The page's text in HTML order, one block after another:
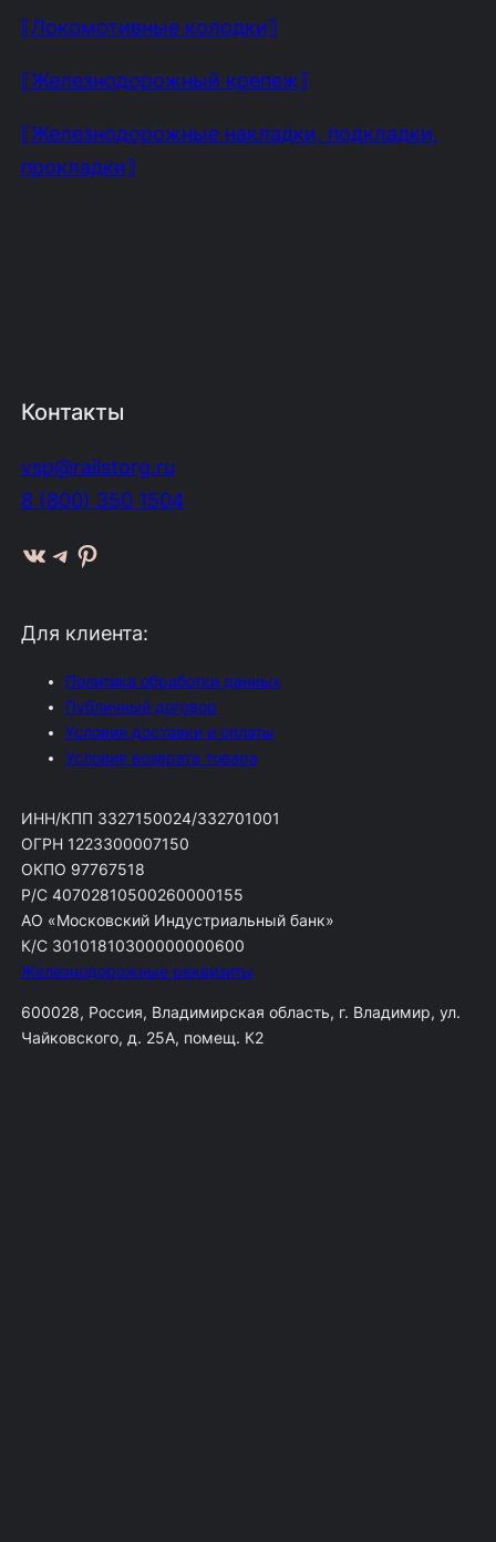
⟦Локомотивные колодки⟧
⟦Железнодорожный крепеж⟧
⟦Железнодорожные накладки, подкладки,
прокладки⟧
Контакты
vsp@railstorg.ru
8 (800) 350 1504
ВКонтакте Telegram Pinterest
Для клиента:
Политика обработки данных
Публичный договор
Условия доставки и оплаты
Условия возврата товара
ИНН/КПП 3327150024/332701001
ОГРН 1223300007150
ОКПО 97767518
Р/С 40702810500260000155
АО «Московский Индустриальный банк»
К/С 30101810300000000600
Железнодорожные реквизиты
600028, Россия, Владимирская область, г. Владимир, ул.
Чайковского, д. 25А, помещ. К2